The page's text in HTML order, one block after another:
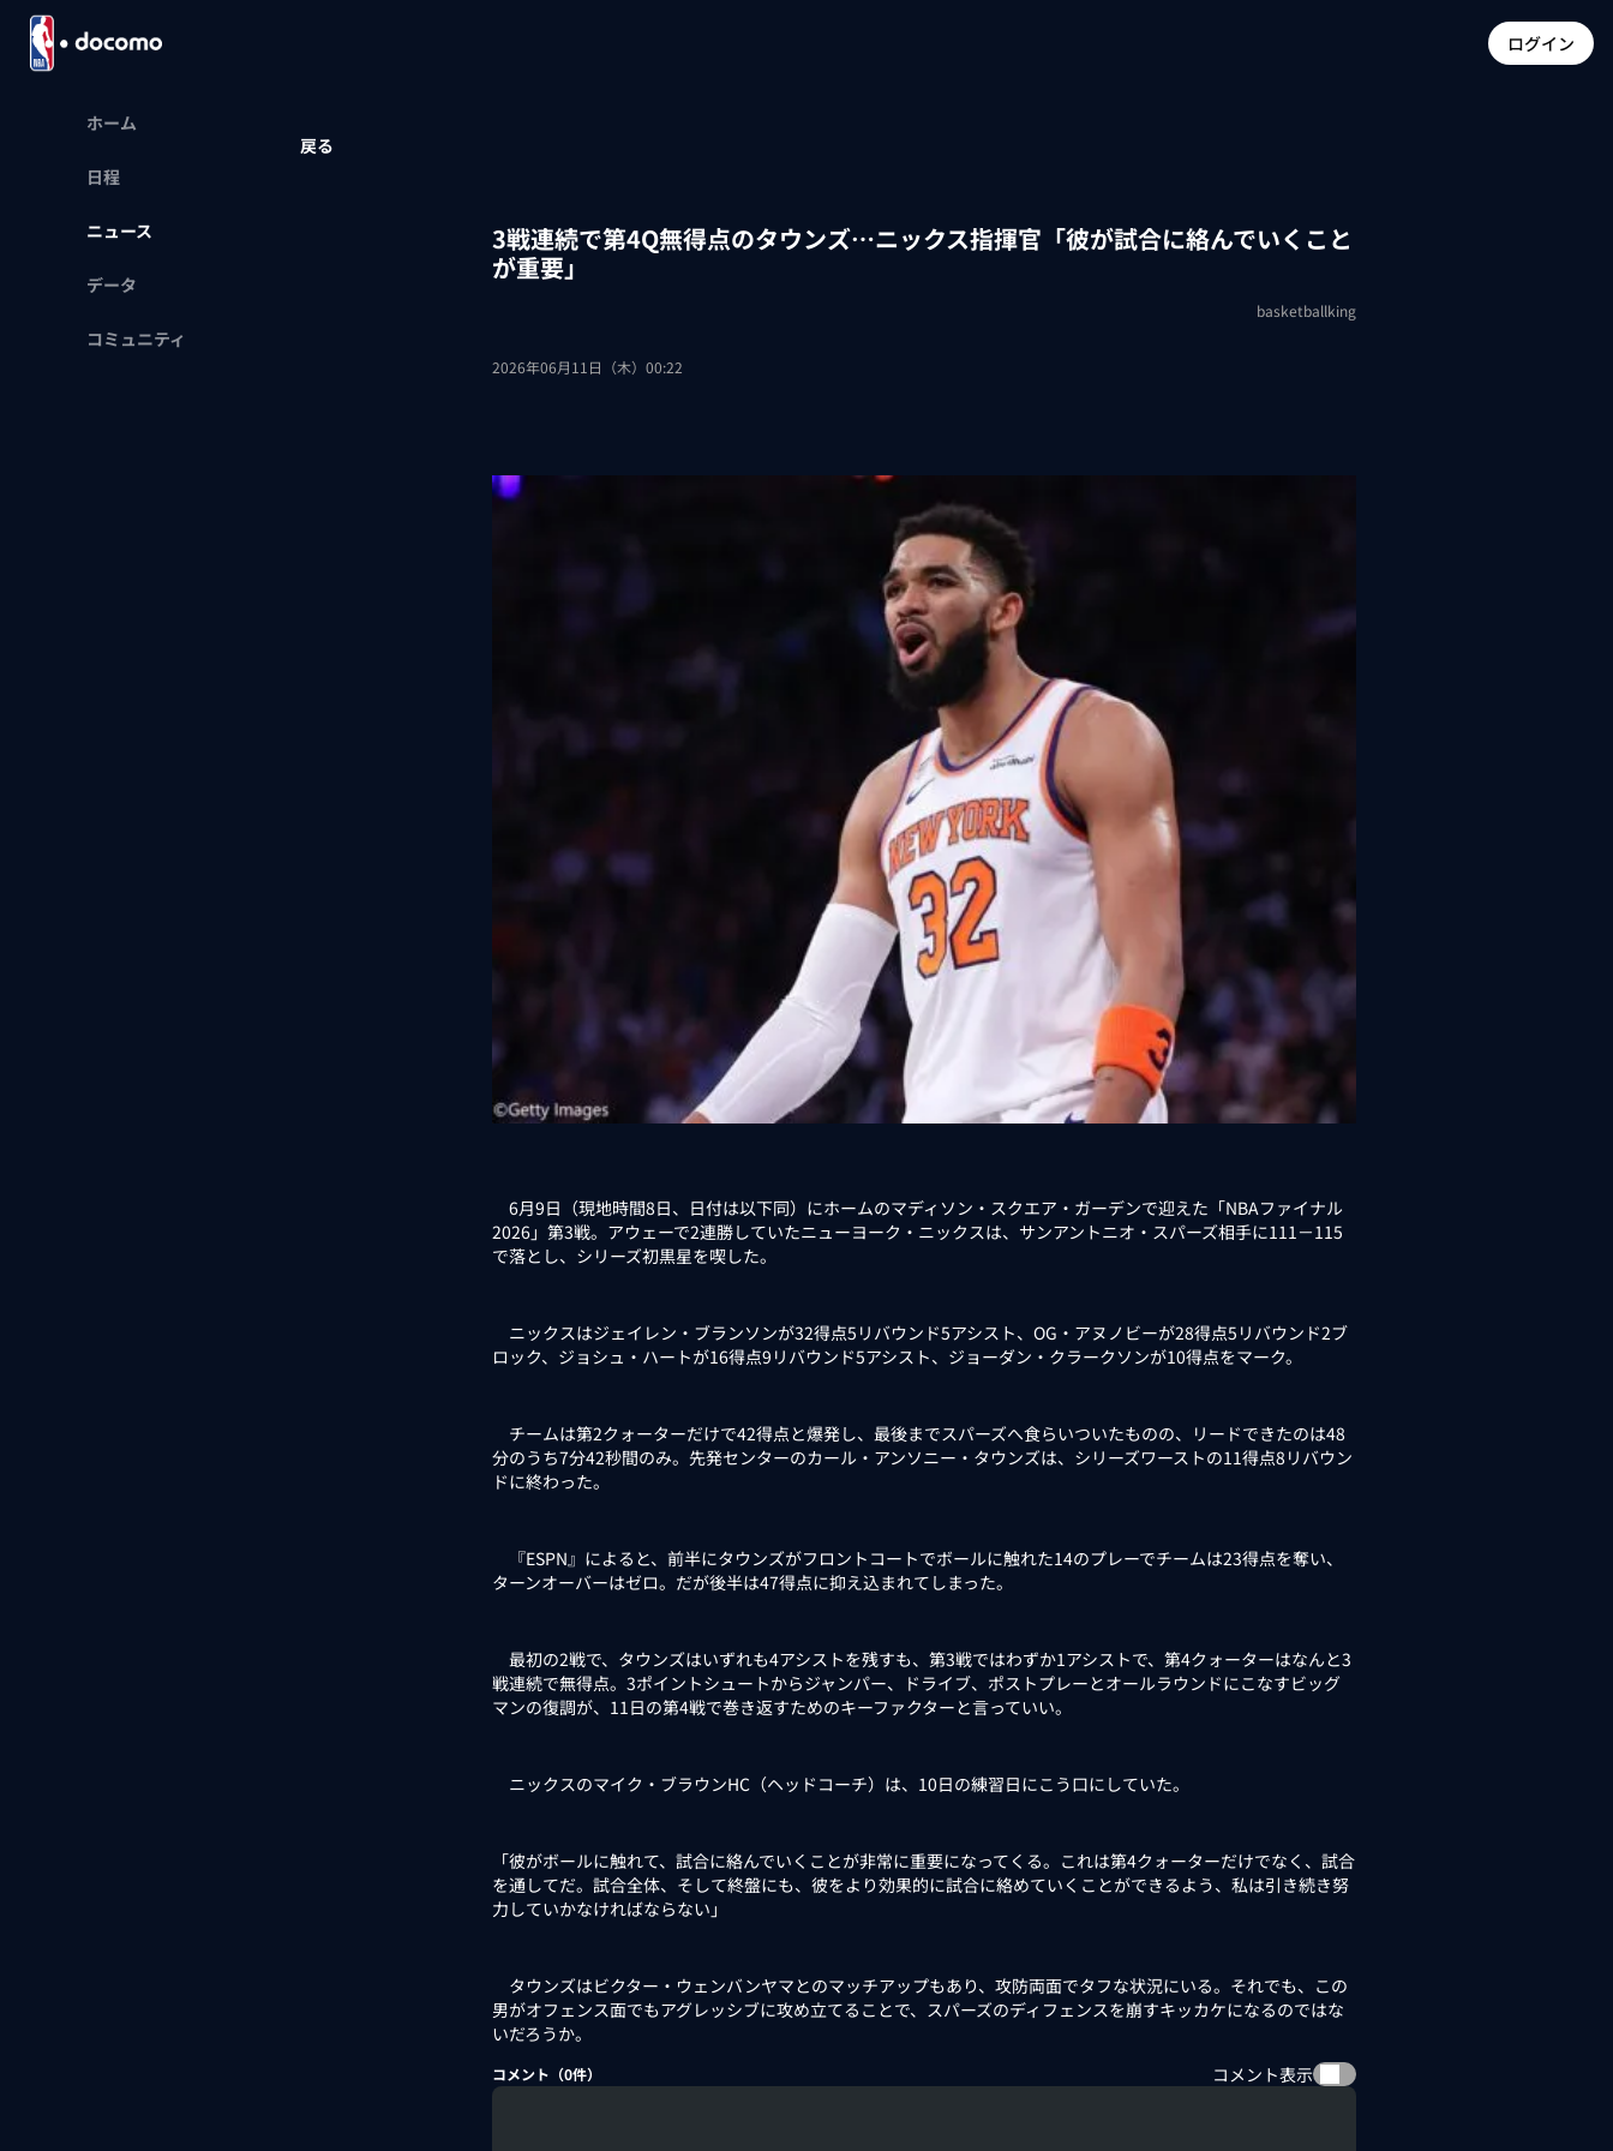
ログイン
ホーム
日程
ニュース
データ
コミュニティ
戻る
3戦連続で第4Q無得点のタウンズ…ニックス指揮官「彼が試合に絡んでいくこと
が重要」
basketballking
2026年06月11日（木）00:22
6月9日（現地時間8日、日付は以下同）にホームのマディソン・スクエア・ガーデンで迎えた「NBAファイナル
2026」第3戦。アウェーで2連勝していたニューヨーク・ニックスは、サンアントニオ・スパーズ相手に111－115
で落とし、シリーズ初黒星を喫した。
ニックスはジェイレン・ブランソンが32得点5リバウンド5アシスト、OG・アヌノビーが28得点5リバウンド2ブ
ロック、ジョシュ・ハートが16得点9リバウンド5アシスト、ジョーダン・クラークソンが10得点をマーク。
チームは第2クォーターだけで42得点と爆発し、最後までスパーズへ食らいついたものの、リードできたのは48
分のうち7分42秒間のみ。先発センターのカール・アンソニー・タウンズは、シリーズワーストの11得点8リバウン
ドに終わった。
『ESPN』によると、前半にタウンズがフロントコートでボールに触れた14のプレーでチームは23得点を奪い、
ターンオーバーはゼロ。だが後半は47得点に抑え込まれてしまった。
最初の2戦で、タウンズはいずれも4アシストを残すも、第3戦ではわずか1アシストで、第4クォーターはなんと3
戦連続で無得点。3ポイントシュートからジャンパー、ドライブ、ポストプレーとオールラウンドにこなすビッグ
マンの復調が、11日の第4戦で巻き返すためのキーファクターと言っていい。
ニックスのマイク・ブラウンHC（ヘッドコーチ）は、10日の練習日にこう口にしていた。
「彼がボールに触れて、試合に絡んでいくことが非常に重要になってくる。これは第4クォーターだけでなく、試合
を通してだ。試合全体、そして終盤にも、彼をより効果的に試合に絡めていくことができるよう、私は引き続き努
力していかなければならない」
タウンズはビクター・ウェンバンヤマとのマッチアップもあり、攻防両面でタフな状況にいる。それでも、この
男がオフェンス面でもアグレッシブに攻め立てることで、スパーズのディフェンスを崩すキッカケになるのではな
いだろうか。
コメント（0件） コメント表示